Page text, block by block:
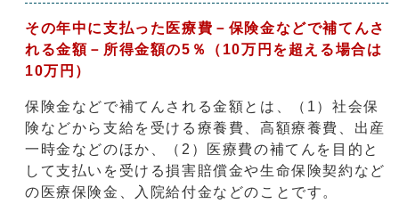
その年中に支払った医療費－保険金などで補てんさ
れる金額－所得金額の5％（10万円を超える場合は
10万円）
保険金などで補てんされる金額とは、（1）社会保
険などから支給を受ける療養費、高額療養費、出産
一時金などのほか、（2）医療費の補てんを目的と
して支払いを受ける損害賠償金や生命保険契約など
の医療保険金、入院給付金などのことです。